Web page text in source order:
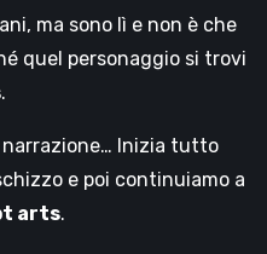
ma sono lì e non è che
quel personaggio si trovi
.
narrazione… Inizia tutto
e poi continuiamo a
arts.